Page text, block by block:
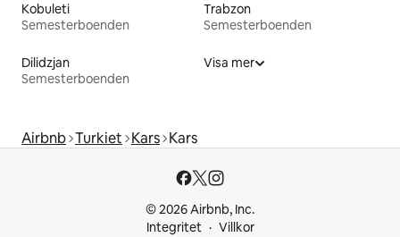
Kobuleti
Semesterboenden
Trabzon
Semesterboenden
Dilidzjan
Semesterboenden
Visa mer
Airbnb Turkiet Kars Kars
© 2026 Airbnb, Inc.
Integritet
Villkor